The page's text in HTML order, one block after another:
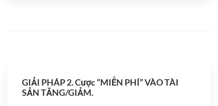
GIẢI PHÁP 2. Cược “MIỄN PHÍ” VÀO TÀI
SẢN TĂNG/GIẢM.